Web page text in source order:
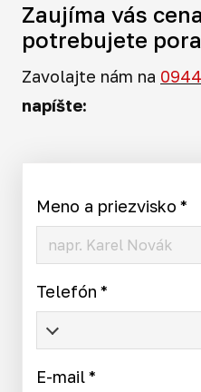
Zaujíma vás
potrebujete
Zavolajte nám na
napíšte:
Meno a priezvisko *
Telefón *
E-mail*